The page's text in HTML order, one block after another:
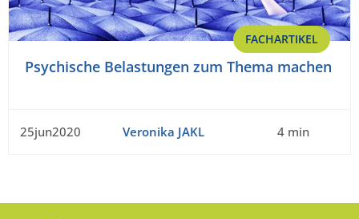
FACHARTIKEL
Psychische Belastungen zum Thema machen
25jun2020 Veronika JAKL 4 min